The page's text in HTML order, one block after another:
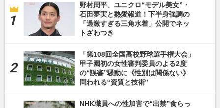
野村周平、ユニクロ“モデル美女”・
石田夢実と熱愛報道！下半身強調の
「過激すぎる三角水着」公開でネッ
トざわつき
「第108回全国高校野球選手権大会」
甲子園初の女性審判委員のよる2度
の“誤審”騒動に《性別は関係ない》
問われる“資質と技術”
NHK職員への性加害で“出禁”食らっ